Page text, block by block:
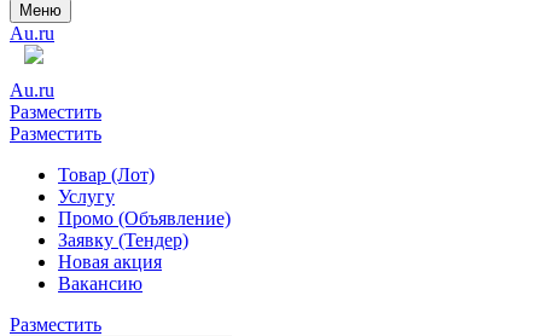
Меню
Au.ru
Au.ru
Разместить
Разместить
Товар (Лот)
Услугу
Промо (Объявление)
Заявку (Тендер)
Новая акция
Вакансию
Разместить